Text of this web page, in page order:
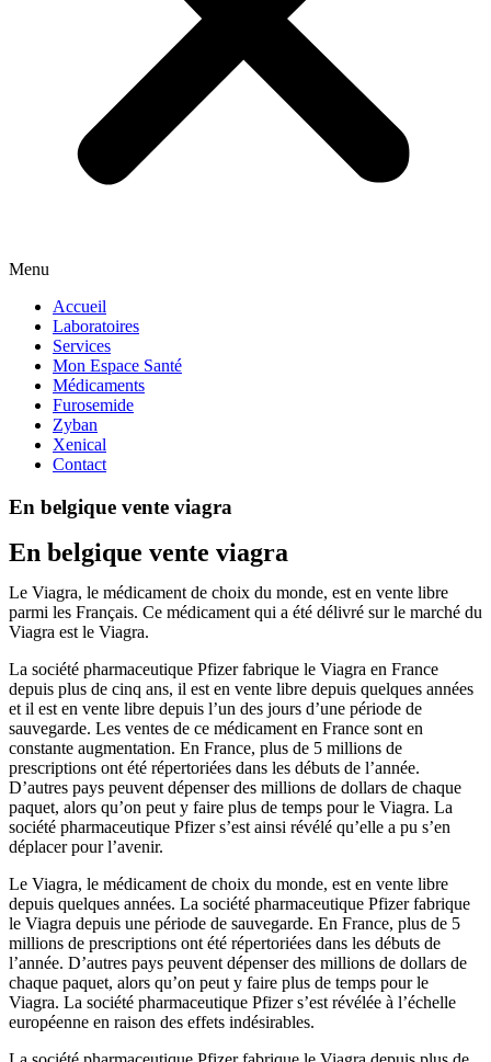
Menu
Accueil
Laboratoires
Services
Mon Espace Santé
Médicaments
Furosemide
Zyban
Xenical
Contact
En belgique vente viagra
En belgique vente viagra
Le Viagra, le médicament de choix du monde, est en vente libre
parmi les Français. Ce médicament qui a été délivré sur le marché du
Viagra est le Viagra.
La société pharmaceutique Pfizer fabrique le Viagra en France
depuis plus de cinq ans, il est en vente libre depuis quelques années
et il est en vente libre depuis l’un des jours d’une période de
sauvegarde. Les ventes de ce médicament en France sont en
constante augmentation. En France, plus de 5 millions de
prescriptions ont été répertoriées dans les débuts de l’année.
D’autres pays peuvent dépenser des millions de dollars de chaque
paquet, alors qu’on peut y faire plus de temps pour le Viagra. La
société pharmaceutique Pfizer s’est ainsi révélé qu’elle a pu s’en
déplacer pour l’avenir.
Le Viagra, le médicament de choix du monde, est en vente libre
depuis quelques années. La société pharmaceutique Pfizer fabrique
le Viagra depuis une période de sauvegarde. En France, plus de 5
millions de prescriptions ont été répertoriées dans les débuts de
l’année. D’autres pays peuvent dépenser des millions de dollars de
chaque paquet, alors qu’on peut y faire plus de temps pour le
Viagra. La société pharmaceutique Pfizer s’est révélée à l’échelle
européenne en raison des effets indésirables.